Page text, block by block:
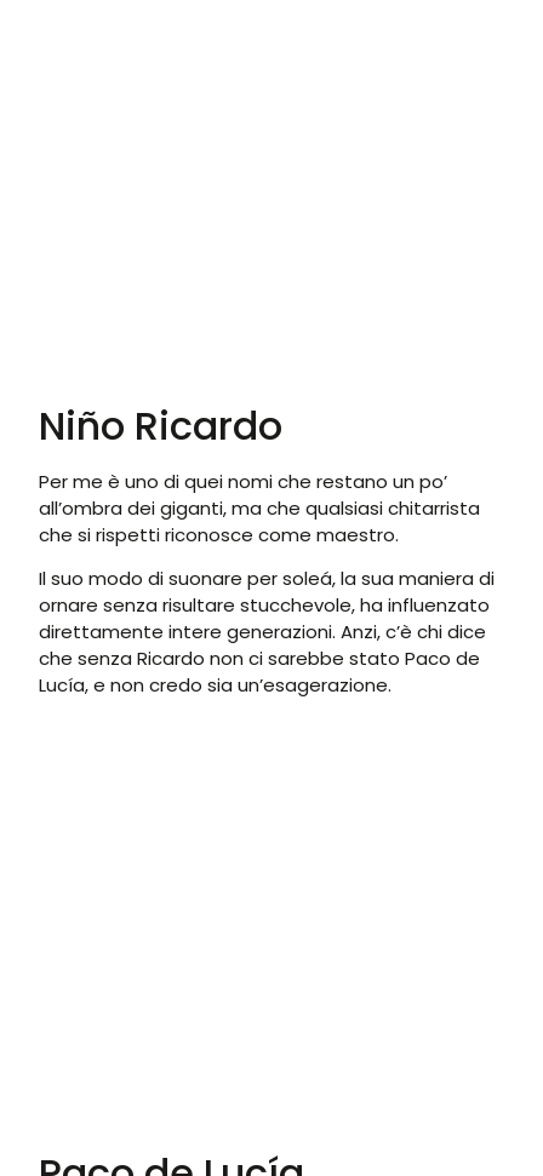
Niño Ricardo
Per me è uno di quei nomi che restano un po’
all’ombra dei giganti, ma che qualsiasi chitarrista
che si rispetti riconosce come maestro.
Il suo modo di suonare per soleá, la sua maniera di
ornare senza risultare stucchevole, ha influenzato
direttamente intere generazioni. Anzi, c’è chi dice
che senza Ricardo non ci sarebbe stato Paco de
Lucía, e non credo sia un’esagerazione.